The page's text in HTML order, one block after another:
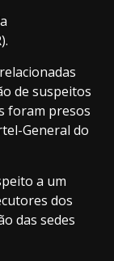
de suspeitos
foram presos
General do
a um
dos
das sedes